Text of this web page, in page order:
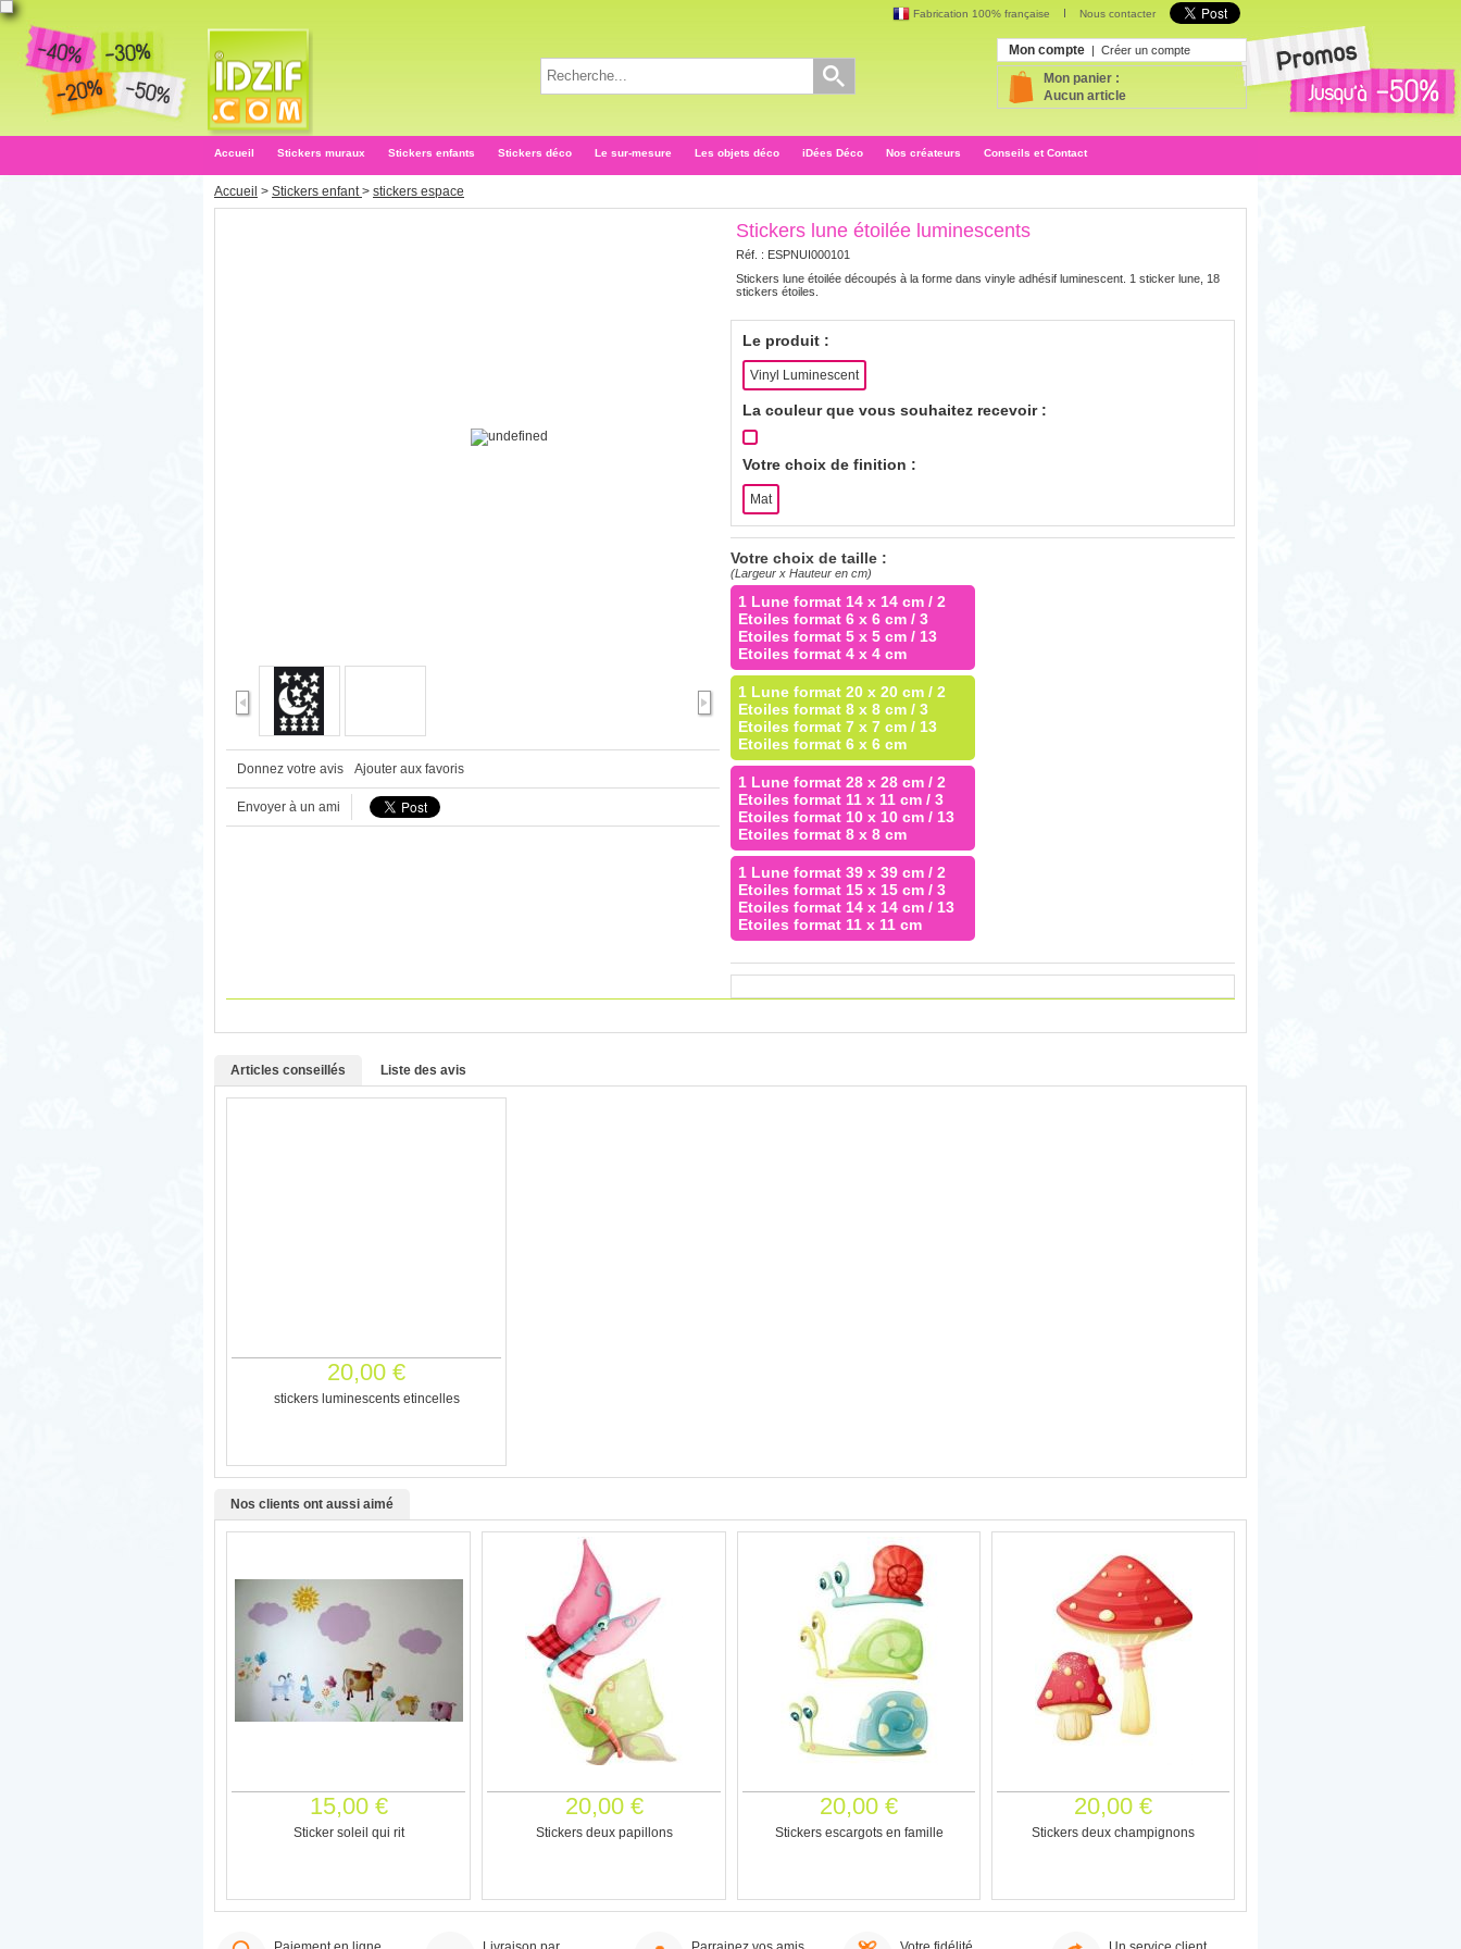
Fabrication 100% française Nous contacter
Mon compte | Créer un compte
Mon panier :
Aucun article
Accueil Stickers muraux Stickers enfants Stickers déco Le sur-mesure Les objets déco iDées Déco Nos créateurs Conseils et Contact
Accueil > Stickers enfant > stickers espace
Donnez votre avis Ajouter aux favoris
Envoyer à un ami
Stickers lune étoilée luminescents
Réf. : ESPNUI000101
Stickers lune étoilée découpés à la forme dans vinyle adhésif luminescent. 1 sticker lune, 18
stickers étoiles.
Le produit :
Vinyl Luminescent
La couleur que vous souhaitez recevoir :
Votre choix de finition :
Mat
Votre choix de taille :
(Largeur x Hauteur en cm)
1 Lune format 14 x 14 cm / 2
Etoiles format 6 x 6 cm / 3
Etoiles format 5 x 5 cm / 13
Etoiles format 4 x 4 cm
1 Lune format 20 x 20 cm / 2
Etoiles format 8 x 8 cm / 3
Etoiles format 7 x 7 cm / 13
Etoiles format 6 x 6 cm
1 Lune format 28 x 28 cm / 2
Etoiles format 11 x 11 cm / 3
Etoiles format 10 x 10 cm / 13
Etoiles format 8 x 8 cm
1 Lune format 39 x 39 cm / 2
Etoiles format 15 x 15 cm / 3
Etoiles format 14 x 14 cm / 13
Etoiles format 11 x 11 cm
Articles conseillés Liste des avis
20,00 €
stickers luminescents etincelles
Nos clients ont aussi aimé
15,00 €
Sticker soleil qui rit
20,00 €
Stickers deux papillons
20,00 €
Stickers escargots en famille
20,00 €
Stickers deux champignons